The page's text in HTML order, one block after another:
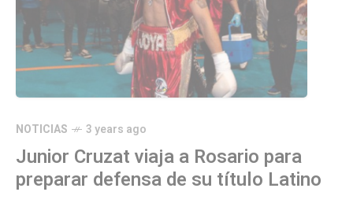
NOTICIAS 3 years ago
Junior Cruzat viaja a Rosario para
preparar defensa de su título Latino